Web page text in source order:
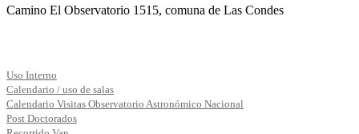
Camino El Observatorio 1515, comuna de Las Condes
Uso Interno
Calendario / uso de salas
Calendario Visitas Observatorio Astronómico Nacional
Post Doctorados